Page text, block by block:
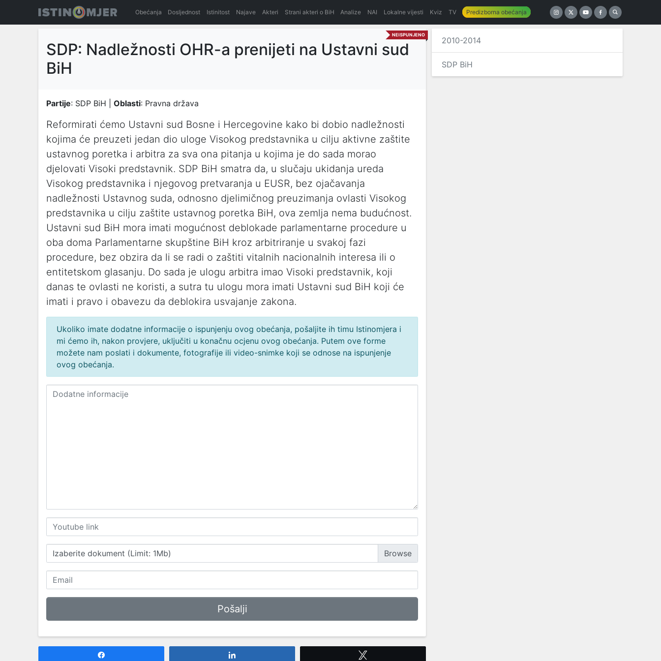
Obećanja Dosljednost Istinitost Najave Akteri Strani akteri o BiH Analize NAI Lokalne vijesti Kviz TV Predizborna obećanja
NEISPUNJENO
SDP: Nadležnosti OHR-a prenijeti na Ustavni sud
BiH
Partije: SDP BiH | Oblasti: Pravna država
Reformirati ćemo Ustavni sud Bosne i Hercegovine kako bi dobio nadležnosti
kojima će preuzeti jedan dio uloge Visokog predstavnika u cilju aktivne zaštite
ustavnog poretka i arbitra za sva ona pitanja u kojima je do sada morao
djelovati Visoki predstavnik. SDP BiH smatra da, u slučaju ukidanja ureda
Visokog predstavnika i njegovog pretvaranja u EUSR, bez ojačavanja
nadležnosti Ustavnog suda, odnosno djelimičnog preuzimanja ovlasti Visokog
predstavnika u cilju zaštite ustavnog poretka BiH, ova zemlja nema budućnost.
Ustavni sud BiH mora imati mogućnost deblokade parlamentarne procedure u
oba doma Parlamentarne skupštine BiH kroz arbitriranje u svakoj fazi
procedure, bez obzira da li se radi o zaštiti vitalnih nacionalnih interesa ili o
entitetskom glasanju. Do sada je ulogu arbitra imao Visoki predstavnik, koji
danas te ovlasti ne koristi, a sutra tu ulogu mora imati Ustavni sud BiH koji će
imati i pravo i obavezu da deblokira usvajanje zakona.
Ukoliko imate dodatne informacije o ispunjenju ovog obećanja, pošaljite ih timu Istinomjera i
mi ćemo ih, nakon provjere, uključiti u konačnu ocjenu ovog obećanja. Putem ove forme
možete nam poslati i dokumente, fotografije ili video-snimke koji se odnose na ispunjenje
ovog obećanja.
Izaberite dokument (Limit: 1Mb)
2010-2014
SDP BiH